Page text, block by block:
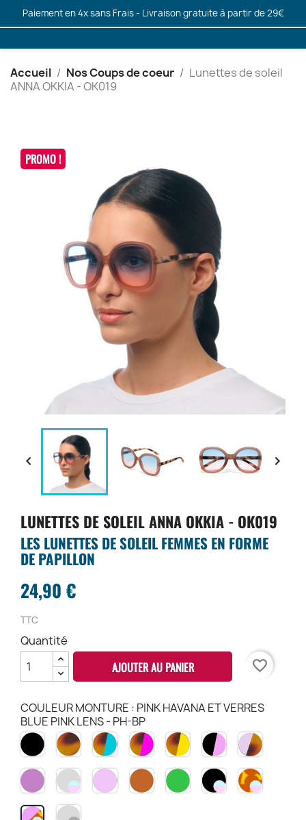
Paiement en 4x sans Frais - Livraison gratuite à partir de 29€
Accueil Nos Coups de coeur
Lunettes de soleil
ANNA OKKIA - OK019
PROMO !
 
LUNETTES DE SOLEIL ANNA OKKIA - OK019
LES LUNETTES DE SOLEIL FEMMES EN FORME
DE PAPILLON
24,90 €
TTC
Quantité
AJOUTER AU PANIER favorite_border
COULEUR MONTURE : PINK HAVANA ET VERRES
BLUE PINK LENS - PH-BP
NOIR
BK
HAVANA
CH
HAVANA
&
BLEU
HB
HAVANA
PINK
HAVANA
YELLOW
BLACK
&
ROSE
BP
PINK
HAVANA
LILAS
LB
TRANSPARENT
CLEAR
BLUE
PINK
TPI
BROWN
TBR
VERT
TGR
BLACK
ET
HAVANA
ET
PINK
TRANSPARENT